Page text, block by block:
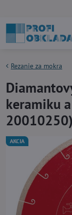
AKCIA
Rezanie za mokra
keramiku
20010250)